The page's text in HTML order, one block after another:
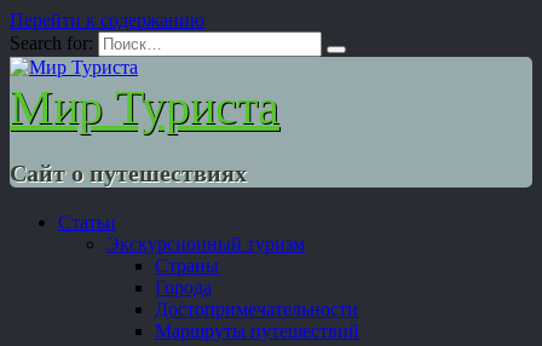
Перейти к содержанию
Search for:
Мир Туриста
Сайт о путешествиях
Статьи
Экскурсионный туризм
Страны
Города
Достопримечательности
Маршруты путешествий